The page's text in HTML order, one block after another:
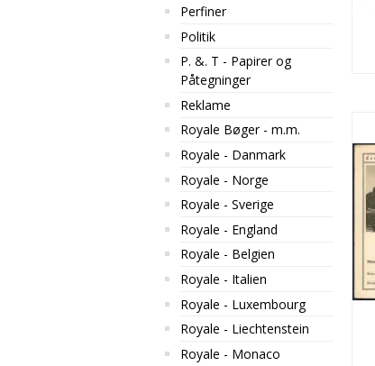
Perfiner
Politik
P. &. T - Papirer og
Påtegninger
Reklame
Royale Bøger - m.m.
Royale - Danmark
Royale - Norge
Royale - Sverige
Royale - England
Royale - Belgien
Royale - Italien
Royale - Luxembourg
Royale - Liechtenstein
Royale - Monaco